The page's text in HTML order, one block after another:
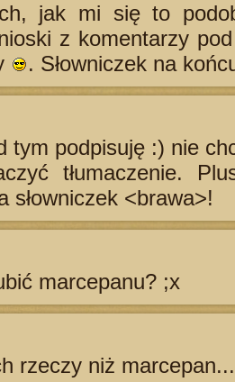
jak mi się to
z komentarzy
. Słowniczek na
tym podpisuję :) nie
tłumaczenie.
słowniczek <brawa>!
marcepanu? ;x
rzeczy niż marcepan...